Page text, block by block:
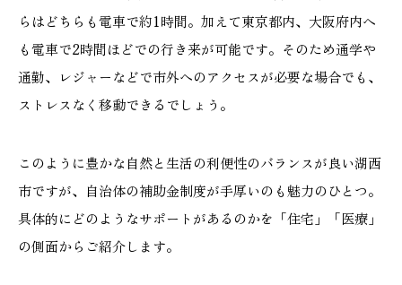
らはどちらも電車で約1時間。加えて東京都内、大阪府内へ
も電車で2時間ほどでの行き来が可能です。そのため通学や
通勤、レジャーなどで市外へのアクセスが必要な場合でも、
ストレスなく移動できるでしょう。
このように豊かな自然と生活の利便性のバランスが良い湖西
市ですが、自治体の補助金制度が手厚いのも魅力のひとつ。
具体的にどのようなサポートがあるのかを「住宅」「医療」
の側面からご紹介します。